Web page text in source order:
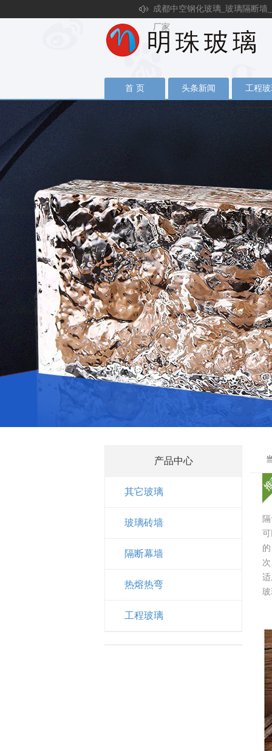
成都中空钢化玻璃_玻璃隔断
厂家
首 页 头条新闻 工程
产品中心
其它玻璃
玻璃砖墙
隔断幕墙
热熔热弯
工程玻璃